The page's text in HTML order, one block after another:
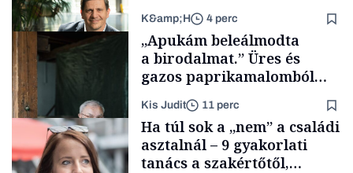
Smart habits
TÁMOGATÓI
TARTALOM
K&amp;H 4 perc
„Apukám beleálmodta
a birodalmat.” Üres és
gazos paprikamalomból
fűszersztori
Kis Judit 11 perc
Ha túl sok a „nem” a családi
asztalnál – 9 gyakorlati
tanács a szakértőtől,